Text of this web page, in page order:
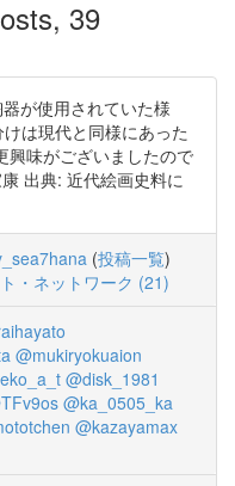
39
が使用されていた様
は現代と同様にあった
興味がございましたので
出典: 近代絵画史料に
(投稿一覧)
・ネットワーク (21)
@mukiryokuaion
@disk_1981
@ka_0505_ka
@kazayamax